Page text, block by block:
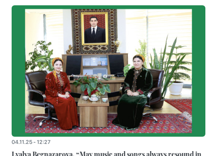
04.11.25 - 12:27
Lyalya Begnazarova, “May music and songs always resound in